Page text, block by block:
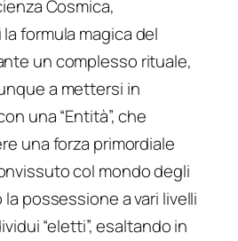
Cosmica,
formula magica del
un complesso rituale,
a mettersi in
una “Entità”, che
una forza primordiale
col mondo degli
possessione a vari livelli
“eletti”, esaltando in